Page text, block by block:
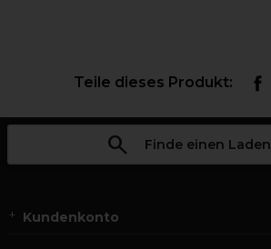
Teile dieses Produkt:
Finde einen Laden
Kundenkonto